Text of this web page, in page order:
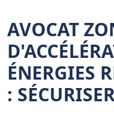
AVOCAT
ÉNERGIES
: